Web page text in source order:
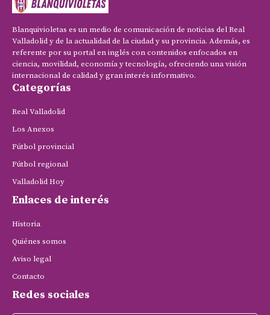
Blanquivioletas es un medio de comunicación de noticias del Real
Valladolid y de la actualidad de la ciudad y su provincia. Además, es
referente por su portal en inglés con contenidos enfocados en
ciencia, movilidad, economía y tecnología, ofreciendo una visión
internacional de calidad y gran interés informativo.
Categorías
Real Valladolid
Los Anexos
Fútbol provincial
Fútbol regional
Valladolid Hoy
Enlaces de interés
Historia
Quiénes somos
Aviso legal
Contacto
Redes sociales